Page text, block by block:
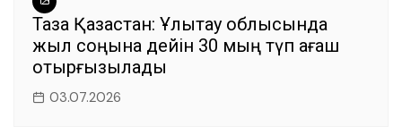
Таза Қазақстан: Ұлытау облысында
жыл соңына дейін 30 мың түп ағаш
отырғызылады
03.07.2026